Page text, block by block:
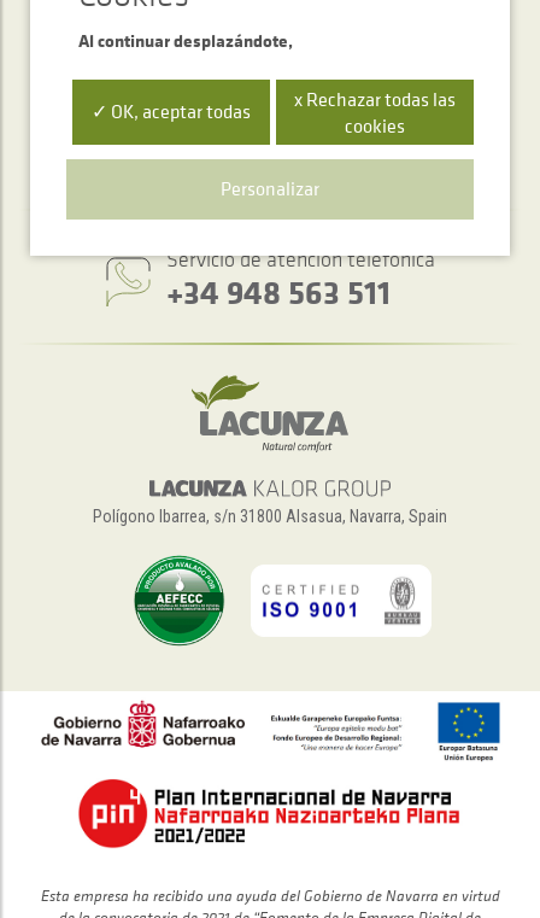
Servicio de atención telefónica
+34 948 563 511
Polígono Ibarrea, s/n 31800 Alsasua, Navarra, Spain
Esta empresa ha recibido una ayuda del Gobierno de Navarra en virtud
Al continuar desplazándote,
✓ OK, aceptar todas
x Rechazar todas las
cookies
Personalizar